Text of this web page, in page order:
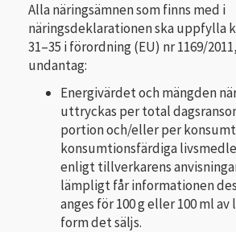
Alla näringsämnen som finns med i
näringsdeklarationen ska uppfylla
31–35 i förordning (EU) nr 1169/
undantag:
Energivärdet och mängden
uttryckas per total
portion och/eller per
konsumtionsfärdiga
enligt tillverkarens
lämpligt får informationen
anges för 100 g eller 100 ml
form det säljs.